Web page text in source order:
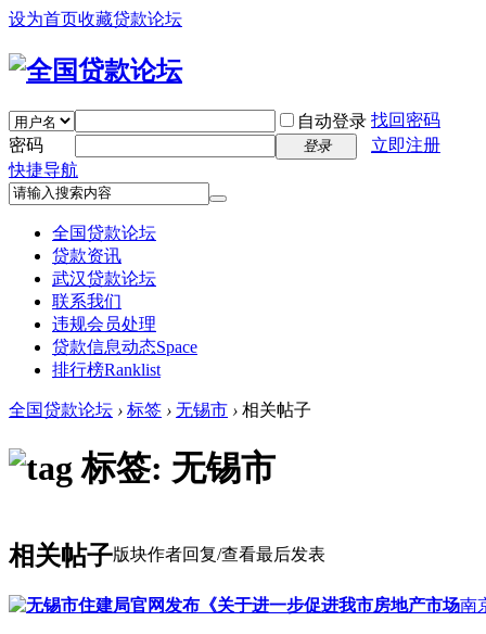
设为首页收藏贷款论坛
自动登录 找回密码
密码
登录
立即注册
快捷导航
全国贷款论坛
贷款资讯
武汉贷款论坛
联系我们
违规会员处理
贷款信息动态Space
排行榜Ranklist
全国贷款论坛 › 标签 › 无锡市 › 相关帖子
标签: 无锡市
相关帖子版块作者回复/查看最后发表
无锡市住建局官网发布《关于进一步促进我市房地产市场南